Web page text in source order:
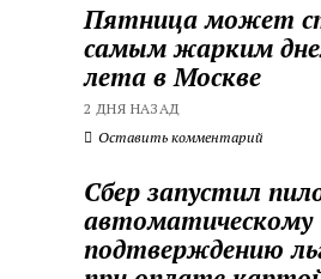
Пятница может
самым жарким
лета в Москве
2 ДНЯ НАЗАД
Оставить комментарий
Сбер запустил
автоматическому
подтверждению